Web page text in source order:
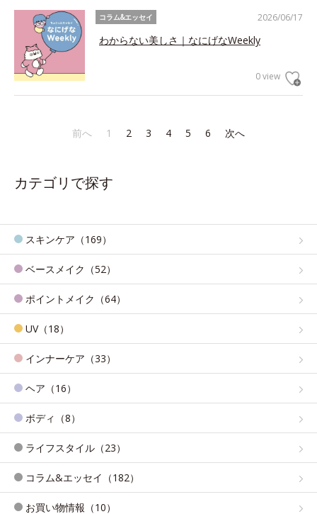
2026/06/17
コラム&エッセイ
わからない美しさ｜なにげなWeekly
0 view
前へ 1 2 3 4 5 6 次へ
カテゴリで探す
スキンケア（169）
ベースメイク（52）
ポイントメイク（64）
UV（18）
インナーケア（33）
ヘア（16）
ボディ（8）
ライフスタイル（23）
コラム&エッセイ（182）
お買い物情報（10）